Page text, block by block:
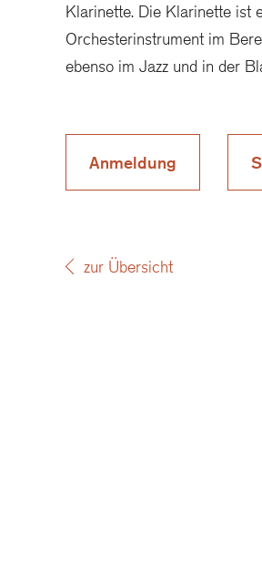
Klarinette. Die Klarinette ist
Orchesterinstrument im
ebenso im Jazz und in der
Anmeldung
zur Übersicht